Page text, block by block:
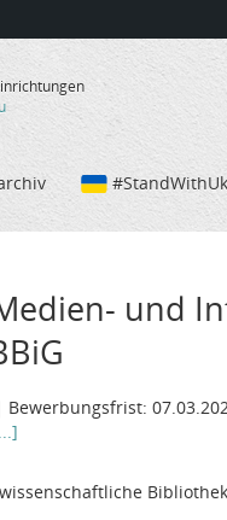
und